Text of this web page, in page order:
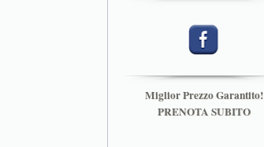
Miglior Prezzo Garantito!
PRENOTA SUBITO